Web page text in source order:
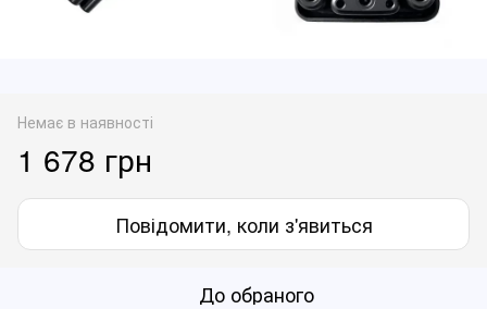
Немає в наявності
1 678 грн
Повідомити, коли з'явиться
До обраного